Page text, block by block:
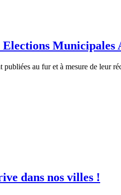
Municipales
au fur et à mesure de leur
dans nos villes !